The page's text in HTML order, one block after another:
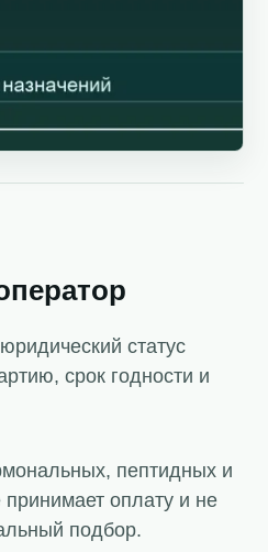
статус
срок годности и
пептидных и
оплату и не
подбор.